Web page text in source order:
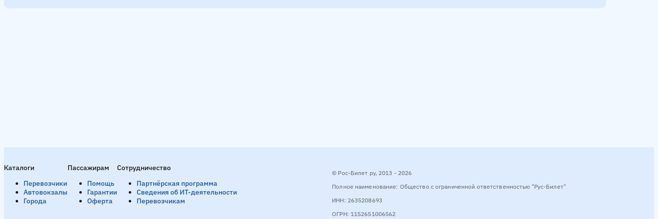
Каталоги
Перевозчики
Автовокзалы
Города
Пассажирам
Помощь
Гарантии
Оферта
Сотрудничество
Партнёрская программа
Сведения об ИТ-деятельности
Перевозчикам
© Рос-Билет ру, 2013 - 2026
Полное наименование: Общество с ограниченной ответственностью "Рус-Билет"
ИНН: 2635208693
ОГРН: 1152651006562